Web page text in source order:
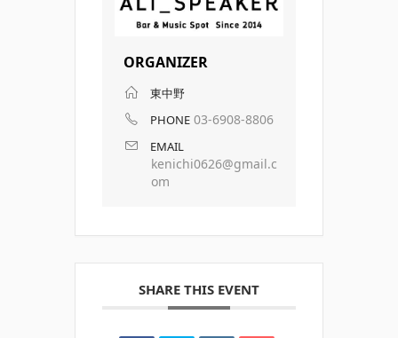
ORGANIZER
東中野
PHONE 03-6908-8806
EMAIL
kenichi0626@gmail.c
om
SHARE THIS EVENT